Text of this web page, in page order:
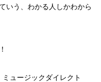
いう、わかる人しかわから
ミュージックダイレクト